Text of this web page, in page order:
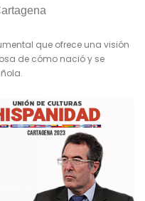
que ofrece una visión
de cómo nació y se